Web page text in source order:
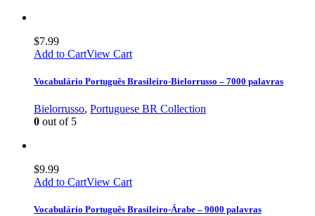
$7.99
Add to CartView Cart
Vocabulário Português Brasileiro-Bielorrusso – 7000 palavras
Bielorrusso, Portuguese BR Collection
0 out of 5
$9.99
Add to CartView Cart
Vocabulário Português Brasileiro-Árabe – 9000 palavras